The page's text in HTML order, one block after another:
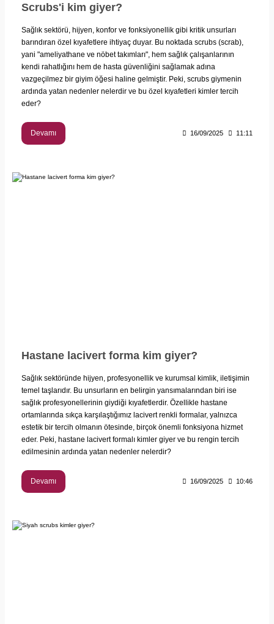
Scrubs'i kim giyer?
Sağlık sektörü, hijyen, konfor ve fonksiyonellik gibi kritik unsurları
barındıran özel kıyafetlere ihtiyaç duyar. Bu noktada scrubs (scrab),
yani "ameliyathane ve nöbet takımları", hem sağlık çalışanlarının
kendi rahatlığını hem de hasta güvenliğini sağlamak adına
vazgeçilmez bir giyim öğesi haline gelmiştir. Peki, scrubs giymenin
ardında yatan nedenler nelerdir ve bu özel kıyafetleri kimler tercih
eder?
Devamı 16/09/2025 11:11
Hastane lacivert forma kim giyer?
Sağlık sektöründe hijyen, profesyonellik ve kurumsal kimlik, iletişimin
temel taşlarıdır. Bu unsurların en belirgin yansımalarından biri ise
sağlık profesyonellerinin giydiği kıyafetlerdir. Özellikle hastane
ortamlarında sıkça karşılaştığımız lacivert renkli formalar, yalnızca
estetik bir tercih olmanın ötesinde, birçok önemli fonksiyona hizmet
eder. Peki, hastane lacivert formalı kimler giyer ve bu rengin tercih
edilmesinin ardında yatan nedenler nelerdir?
Devamı 16/09/2025 10:46